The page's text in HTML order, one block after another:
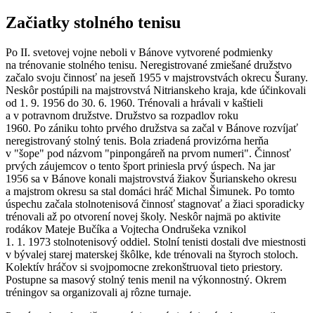
Začiatky stolného tenisu
Po II. svetovej vojne neboli v Bánove vytvorené podmienky
na trénovanie stolného tenisu. Neregistrované zmiešané družstvo
začalo svoju činnosť na jeseň 1955 v majstrovstvách okrecu Šurany.
Neskôr postúpili na majstrovstvá Nitrianskeho kraja, kde účinkovali
od 1. 9. 1956 do 30. 6. 1960. Trénovali a hrávali v kaštieli
a v potravnom družstve. Družstvo sa rozpadlov roku
1960. Po zániku tohto prvého družstva sa začal v Bánove rozvíjať
neregistrovaný stolný tenis. Bola zriadená provizórna herňa
v "šope" pod názvom "pinpongáreň na prvom numeri". Činnosť
prvých záujemcov o tento šport priniesla prvý úspech. Na jar
1956 sa v Bánove konali majstrovstvá žiakov Šurianskeho okresu
a majstrom okresu sa stal domáci hráč Michal Šimunek. Po tomto
úspechu začala stolnotenisová činnosť stagnovať a žiaci sporadicky
trénovali až po otvorení novej školy. Neskôr najmä po aktivite
rodákov Mateje Bučíka a Vojtecha Ondrušeka vznikol
1. 1. 1973 stolnotenisový oddiel. Stolní tenisti dostali dve miestnosti
v bývalej starej materskej škôlke, kde trénovali na štyroch stoloch.
Kolektív hráčov si svojpomocne zrekonštruoval tieto priestory.
Postupne sa masový stolný tenis menil na výkonnostný. Okrem
tréningov sa organizovali aj rôzne turnaje.